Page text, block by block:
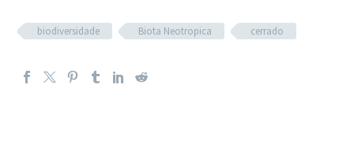
biodiversidade Biota Neotropica cerrado